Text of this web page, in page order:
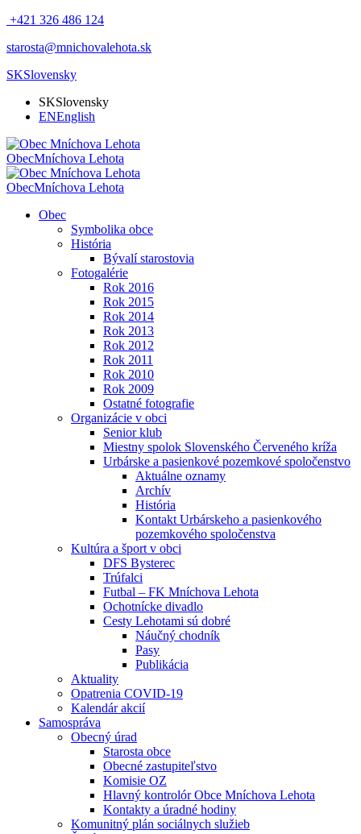
+421 326 486 124
starosta@mnichovalehota.sk
SKSlovensky
SKSlovensky
ENEnglish
ObecMníchova Lehota
ObecMníchova Lehota
Obec
Symbolika obce
História
Bývalí starostovia
Fotogalérie
Rok 2016
Rok 2015
Rok 2014
Rok 2013
Rok 2012
Rok 2011
Rok 2010
Rok 2009
Ostatné fotografie
Organizácie v obci
Senior klub
Miestny spolok Slovenského Červeného kríža
Urbárske a pasienkové pozemkové spoločenstvo
Aktuálne oznamy
Archív
História
Kontakt Urbárskeho a pasienkového
pozemkového spoločenstva
Kultúra a šport v obci
DFS Bysterec
Trúfalci
Futbal – FK Mníchova Lehota
Ochotnícke divadlo
Cesty Lehotami sú dobré
Náučný chodník
Pasy
Publikácia
Aktuality
Opatrenia COVID-19
Kalendár akcií
Samospráva
Obecný úrad
Starosta obce
Obecné zastupiteľstvo
Komisie OZ
Hlavný kontrolór Obce Mníchova Lehota
Kontakty a úradné hodiny
Komunitný plán sociálnych služieb